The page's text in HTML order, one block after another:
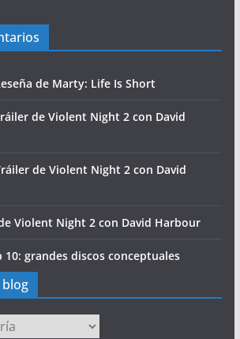
de Marty: Life Is Short
de Violent Night 2 con David
de Violent Night 2 con David
Violent Night 2 con David Harbour
10: grandes discos conceptuales
blog